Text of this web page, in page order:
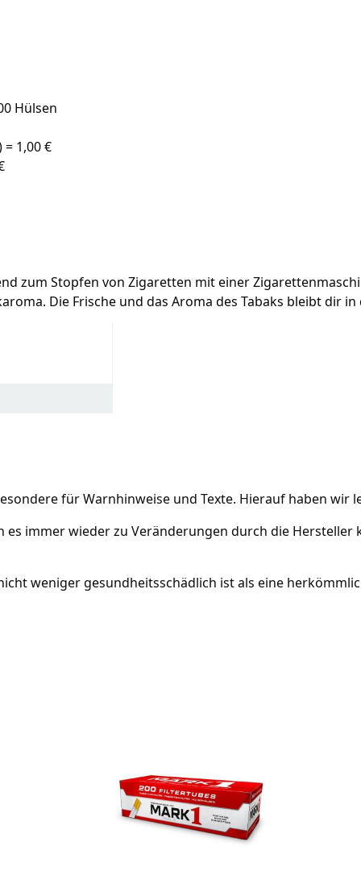
Hülsen
1,00 €
zum Stopfen von Zigaretten mit einer
Die Frische und das Aroma des Tabaks bleibt dir
für Warnhinweise und Texte. Hierauf haben wir
immer wieder zu Veränderungen durch die Hersteller
weniger gesundheitsschädlich ist als eine